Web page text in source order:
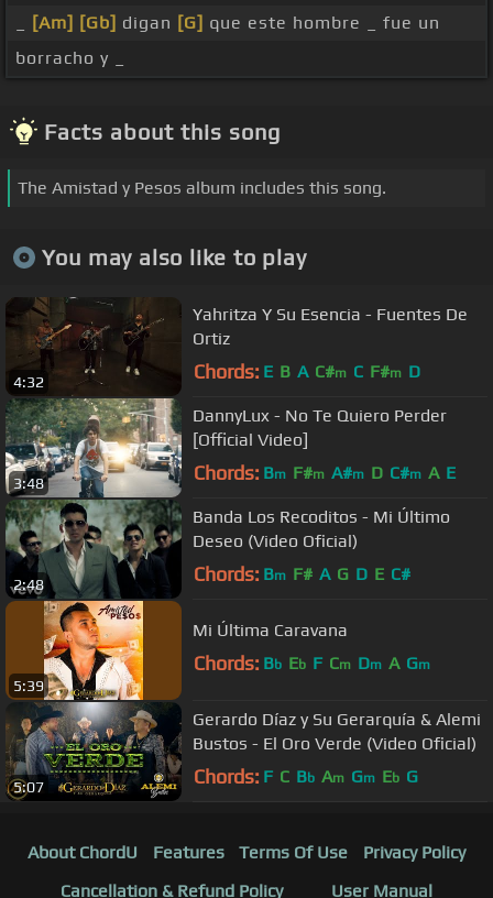
[Am] [Gb] digan [G] que este hombre _ fue un
borracho y _
Facts about this song
The Amistad y Pesos album includes this song.
You may also like to play
4:32
Yahritza Y Su Esencia - Fuentes De
Ortiz
Chords: E B A C#m C F#m D
3:48
DannyLux - No Te Quiero Perder
[Official Video]
Chords: Bm F#m A#m D C#m A E
2:48
Banda Los Recoditos - Mi Último
Deseo (Video Oficial)
Chords: Bm F# A G D E C#
5:39
Mi Última Caravana
Chords: Bb Eb F Cm Dm A Gm
5:07
Gerardo Díaz y Su Gerarquía & Alemi
Bustos - El Oro Verde (Video Oficial)
Chords: F C Bb Am Gm Eb G
About ChordU Features Terms Of Use
Privacy Policy
Cancellation & Refund Policy
User Manual